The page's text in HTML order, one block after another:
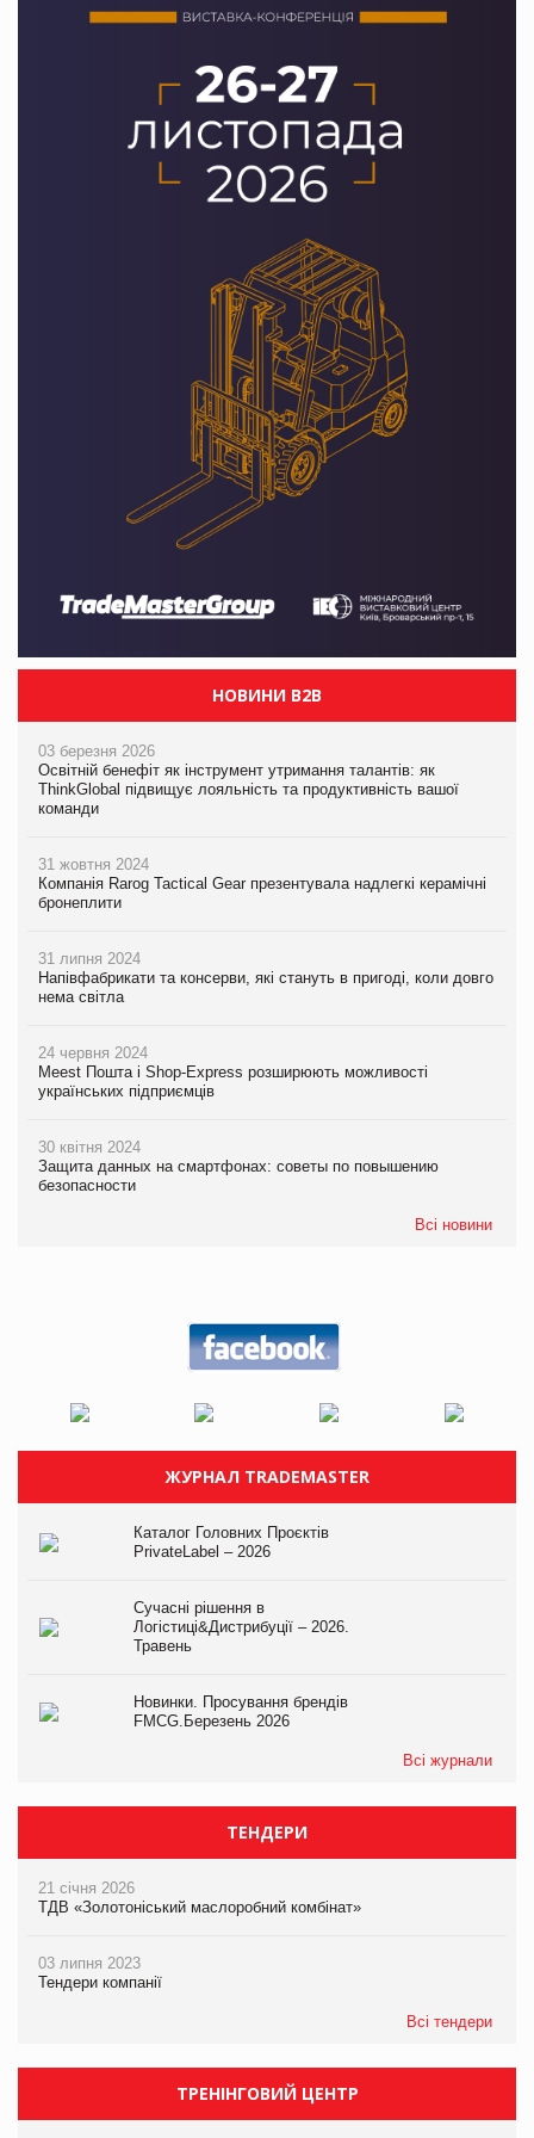
НОВИНИ B2B
03 березня 2026
Освітній бенефіт як інструмент утримання талантів: як
ThinkGlobal підвищує лояльність та продуктивність вашої
команди
31 жовтня 2024
Компанія Rarog Tactical Gear презентувала надлегкі керамічні
бронеплити
31 липня 2024
Напівфабрикати та консерви, які стануть в пригоді, коли довго
нема світла
24 червня 2024
Meest Пошта і Shop-Express розширюють можливості
українських підприємців
30 квітня 2024
Защита данных на смартфонах: советы по повышению
безопасности
Всі новини
ЖУРНАЛ TRADEMASTER
Каталог Головних Проєктів
PrivateLabel – 2026
Сучасні рішення в
Логістиці&Дистрибуції – 2026.
Травень
Новинки. Просування брендів
FMCG.Березень 2026
Всі журнали
ТЕНДЕРИ
21 січня 2026
ТДВ «Золотоніський маслоробний комбінат»
03 липня 2023
Тендери компанії
Всі тендери
ТРЕНІНГОВИЙ ЦЕНТР